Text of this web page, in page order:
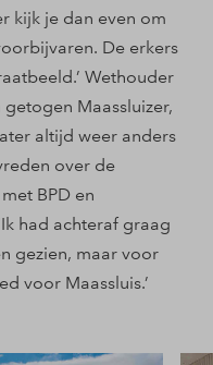
kijk je dan even om
De erkers
Wethouder
Maassluizer,
altijd weer anders
over de
BPD en
had achteraf graag
gezien, maar voor
voor Maassluis.’